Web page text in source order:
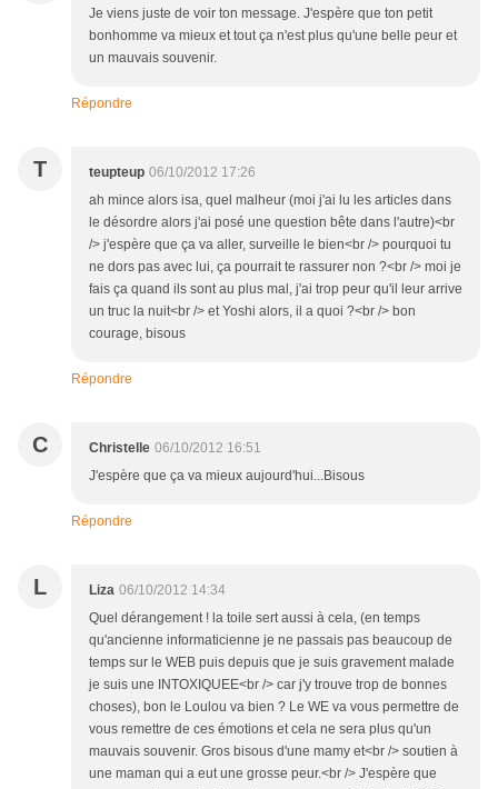
Je viens juste de voir ton message. J'espère que ton petit
bonhomme va mieux et tout ça n'est plus qu'une belle peur et
un mauvais souvenir.
Répondre
T teupteup 06/10/2012 17:26
ah mince alors isa, quel malheur (moi j'ai lu les articles dans
le désordre alors j'ai posé une question bête dans l'autre)<br
/> j'espère que ça va aller, surveille le bien<br /> pourquoi tu
ne dors pas avec lui, ça pourrait te rassurer non ?<br /> moi je
fais ça quand ils sont au plus mal, j'ai trop peur qu'il leur arrive
un truc la nuit<br /> et Yoshi alors, il a quoi ?<br /> bon
courage, bisous
Répondre
C Christelle 06/10/2012 16:51
J'espère que ça va mieux aujourd'hui...Bisous
Répondre
L Liza 06/10/2012 14:34
Quel dérangement ! la toile sert aussi à cela, (en temps
qu'ancienne informaticienne je ne passais pas beaucoup de
temps sur le WEB puis depuis que je suis gravement malade
je suis une INTOXIQUEE<br /> car j'y trouve trop de bonnes
choses), bon le Loulou va bien ? Le WE va vous permettre de
vous remettre de ces émotions et cela ne sera plus qu'un
mauvais souvenir. Gros bisous d'une mamy et<br /> soutien à
une maman qui a eut une grosse peur.<br /> J'espère que